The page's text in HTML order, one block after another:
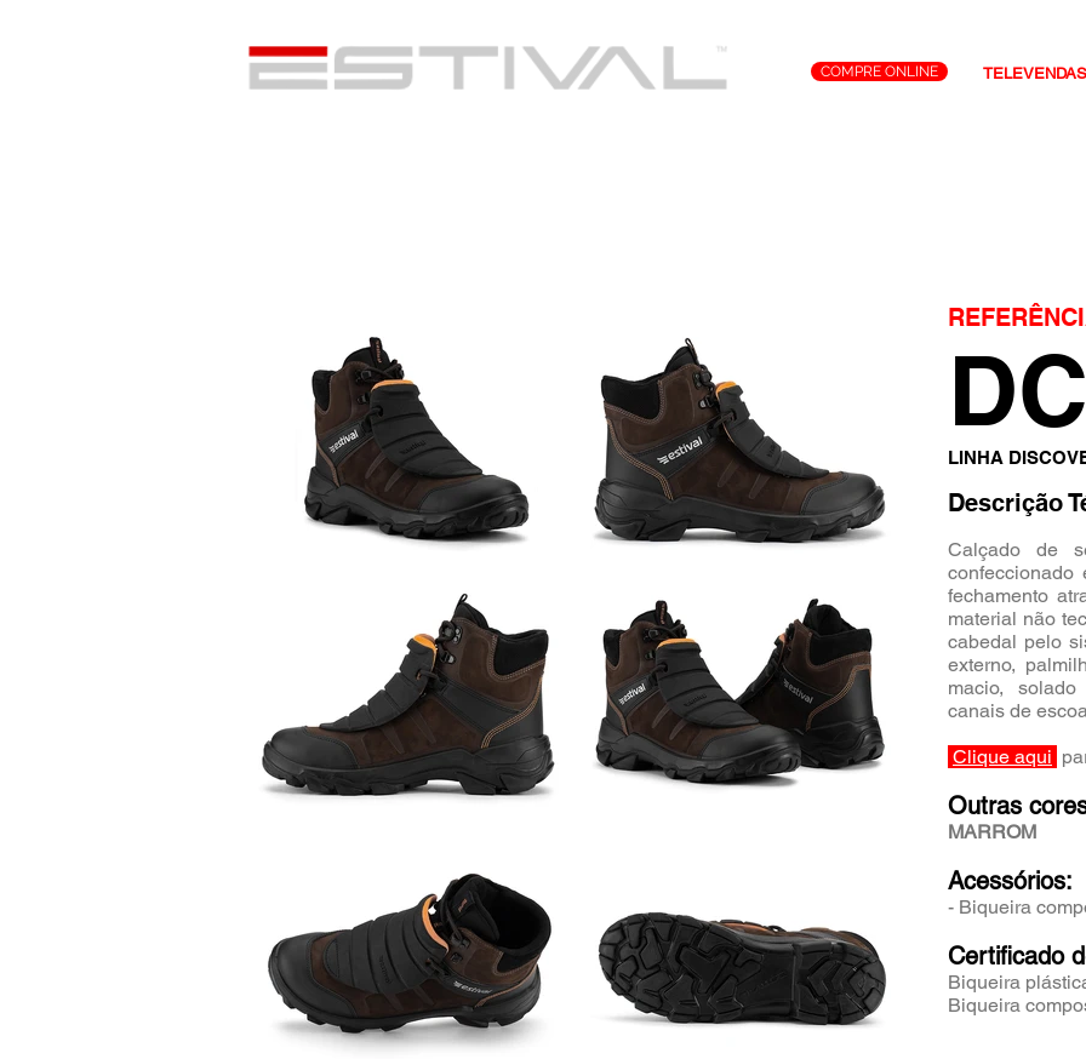
COMPRE ONLINE
LINHA
Descrição
Calçado de
fechamento
material não
cabedal pelo
externo,
macio,
canais de
Clique aqui
Outras
MARROM
Acessórios:
- Biqueira
Certificado
Biqueira
Biqueira